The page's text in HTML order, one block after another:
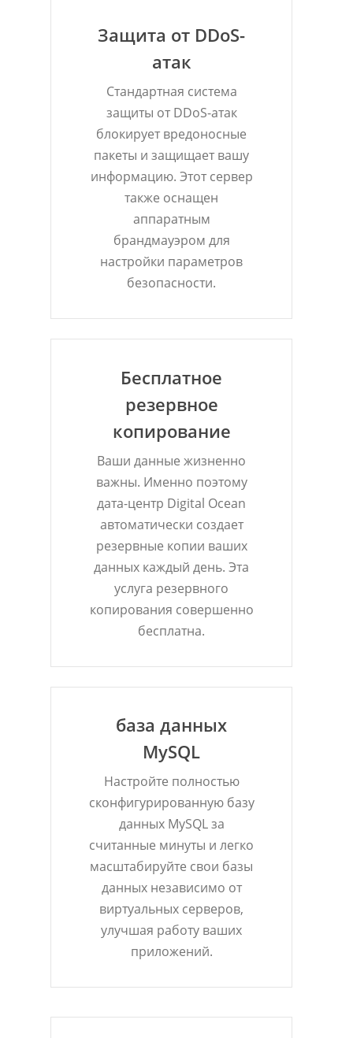
Защита от DDoS-
атак
Стандартная система
защиты от DDoS-атак
блокирует вредоносные
пакеты и защищает вашу
информацию. Этот сервер
также оснащен
аппаратным
брандмауэром для
настройки параметров
безопасности.
Бесплатное
резервное
копирование
Ваши данные жизненно
важны. Именно поэтому
дата-центр Digital Ocean
автоматически создает
резервные копии ваших
данных каждый день. Эта
услуга резервного
копирования совершенно
бесплатна.
база данных
MySQL
Настройте полностью
сконфигурированную базу
данных MySQL за
считанные минуты и легко
масштабируйте свои базы
данных независимо от
виртуальных серверов,
улучшая работу ваших
приложений.